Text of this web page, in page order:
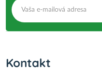
Kontakt